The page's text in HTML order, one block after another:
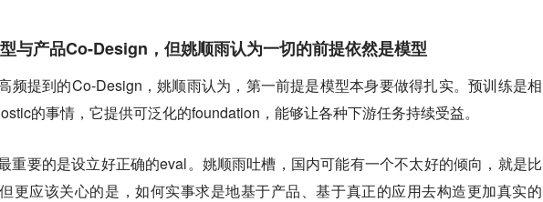
与产品Co-Design，但姚顺雨认为一切的前提依然是模型
频提到的Co-Design，姚顺雨认为，第一前提是模型本身要做得扎实。预训练是相
的事情，它提供可泛化的foundation，能够让各种下游任务持续受益。
重要的是设立好正确的eval。姚顺雨吐槽，国内可能有一个不太好的倾向，就是比
更应该关心的是，如何实事求是地基于产品、基于真正的应用去构造更加真实的